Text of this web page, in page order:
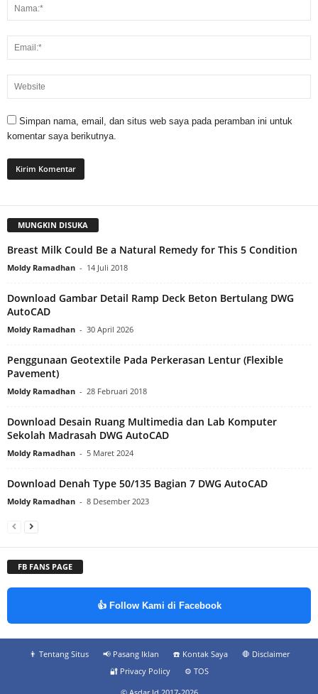
Simpan nama, email, dan situs web saya pada peramban ini untuk
komentar saya berikutnya.
MUNGKIN DISUKA
Breast Milk Could Be a Natural Remedy for This 5 Condition
Moldy Ramadhan - 14 Juli 2018
Download Gambar Detail Ramp Deck Beton Bertulang DWG
AutoCAD
Moldy Ramadhan - 30 April 2026
Penggunaan Geotextile Pada Perkerasan Lentur (Flexible
Pavement)
Moldy Ramadhan - 28 Februari 2018
Download Desain Ruang Multimedia dan Lab Komputer
Sekolah Madrasah DWG AutoCAD
Moldy Ramadhan - 5 Maret 2024
Download Denah Type 50/135 Bagian 7 DWG AutoCAD
Moldy Ramadhan - 8 Desember 2023
FB FANS PAGE
👍 Follow Kami di Facebook
👨‍ Tentang Situs 📢 Pasang Iklan ☎️ Kontak Saya
🛑 Disclaimer
🔐 Privacy Policy
⚙️ TOS